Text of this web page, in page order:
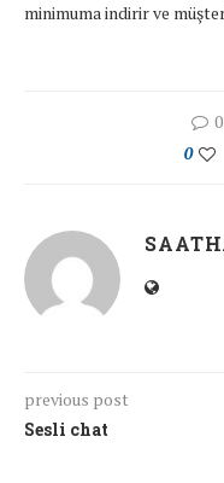
minimuma indirir ve
0
previous post
Sesli chat